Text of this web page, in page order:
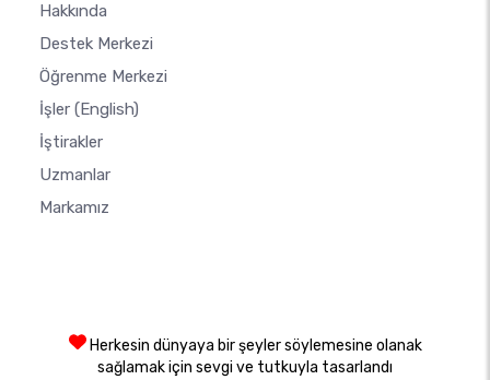
Hakkında
Destek Merkezi
Öğrenme Merkezi
İşler (English)
İştirakler
Uzmanlar
Markamız
Herkesin dünyaya bir şeyler söylemesine olanak
sağlamak için sevgi ve tutkuyla tasarlandı